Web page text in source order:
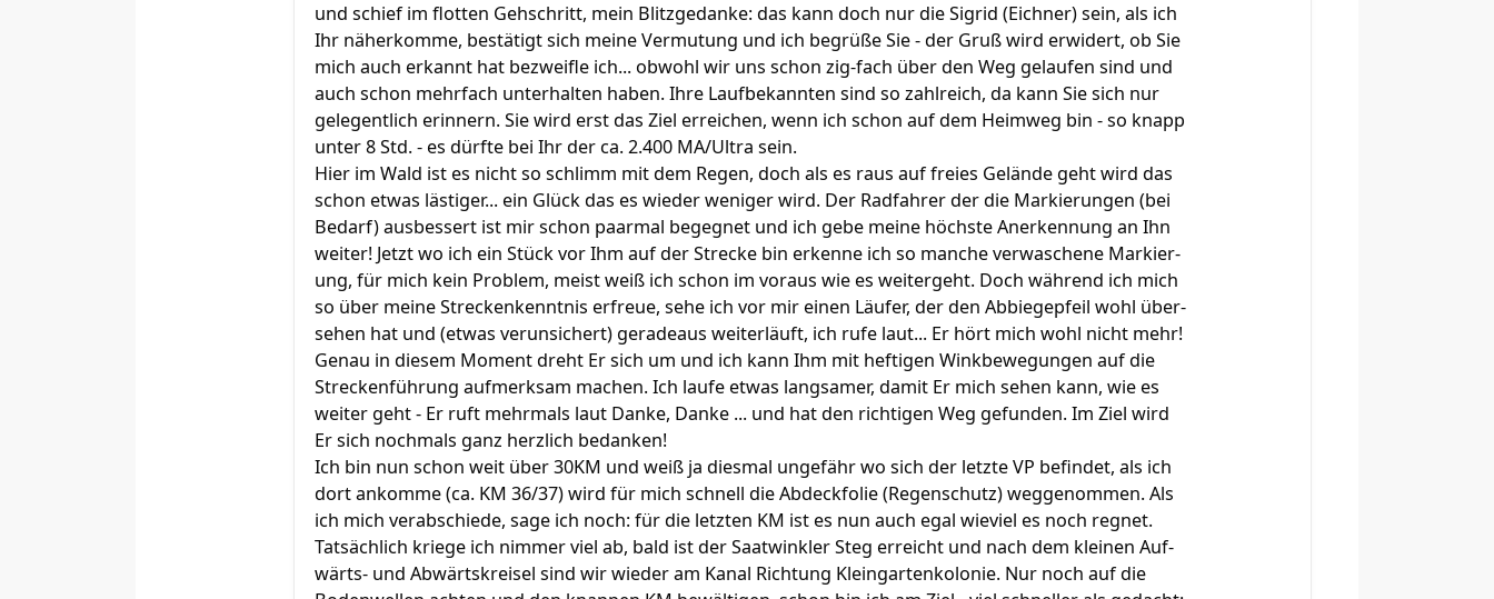
und schief im flotten Gehschritt, mein Blitzgedanke: das kann doch nur die Sigrid (Eichner) sein, als ich
Ihr näherkomme, bestätigt sich meine Vermutung und ich begrüße Sie - der Gruß wird erwidert, ob Sie
mich auch erkannt hat bezweifle ich... obwohl wir uns schon zig-fach über den Weg gelaufen sind und
auch schon mehrfach unterhalten haben. Ihre Laufbekannten sind so zahlreich, da kann Sie sich nur
gelegentlich erinnern. Sie wird erst das Ziel erreichen, wenn ich schon auf dem Heimweg bin - so knapp
unter 8 Std. - es dürfte bei Ihr der ca. 2.400 MA/Ultra sein.
Hier im Wald ist es nicht so schlimm mit dem Regen, doch als es raus auf freies Gelände geht wird das
schon etwas lästiger... ein Glück das es wieder weniger wird. Der Radfahrer der die Markierungen (bei
Bedarf) ausbessert ist mir schon paarmal begegnet und ich gebe meine höchste Anerkennung an Ihn
weiter! Jetzt wo ich ein Stück vor Ihm auf der Strecke bin erkenne ich so manche verwaschene Markier-
ung, für mich kein Problem, meist weiß ich schon im voraus wie es weitergeht. Doch während ich mich
so über meine Streckenkenntnis erfreue, sehe ich vor mir einen Läufer, der den Abbiegepfeil wohl über-
sehen hat und (etwas verunsichert) geradeaus weiterläuft, ich rufe laut... Er hört mich wohl nicht mehr!
Genau in diesem Moment dreht Er sich um und ich kann Ihm mit heftigen Winkbewegungen auf die
Streckenführung aufmerksam machen. Ich laufe etwas langsamer, damit Er mich sehen kann, wie es
weiter geht - Er ruft mehrmals laut Danke, Danke ... und hat den richtigen Weg gefunden. Im Ziel wird
Er sich nochmals ganz herzlich bedanken!
Ich bin nun schon weit über 30KM und weiß ja diesmal ungefähr wo sich der letzte VP befindet, als ich
dort ankomme (ca. KM 36/37) wird für mich schnell die Abdeckfolie (Regenschutz) weggenommen. Als
ich mich verabschiede, sage ich noch: für die letzten KM ist es nun auch egal wieviel es noch regnet.
Tatsächlich kriege ich nimmer viel ab, bald ist der Saatwinkler Steg erreicht und nach dem kleinen Auf-
wärts- und Abwärtskreisel sind wir wieder am Kanal Richtung Kleingartenkolonie. Nur noch auf die